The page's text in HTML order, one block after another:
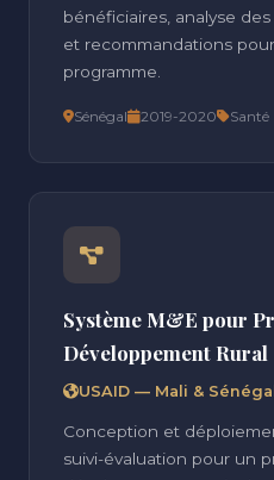
bénéficiaires, analyse
et recommandations
programme.
Sénégal 2019-2020 Santé
Système M&E pour
Développement Rural
USAID — Mali & Sénégal
Conception et
suivi-évaluation pour un